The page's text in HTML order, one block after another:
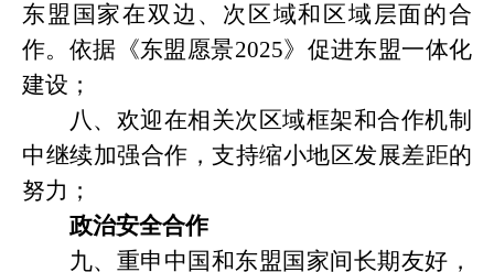
东盟国家在双边、次区域和区域层面的合
作。依据《东盟愿景2025》促进东盟一体化
建设；
八、欢迎在相关次区域框架和合作机制
中继续加强合作，支持缩小地区发展差距的
努力；
政治安全合作
九、重申中国和东盟国家间长期友好，